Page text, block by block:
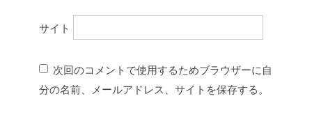
サイト
次回のコメントで使用するためブラウザーに自
分の名前、メールアドレス、サイトを保存する。